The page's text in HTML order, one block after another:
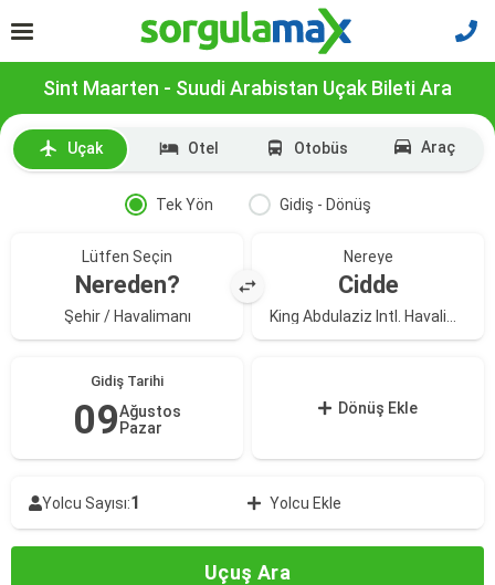
Sint Maarten - Suudi Arabistan Uçak Bileti Ara
Uçak Otel Otobüs Araç
Tek Yön Gidiş - Dönüş
Lütfen Seçin
Nereden?
Şehir / Havalimanı
Nereye
Cidde
Gidiş Tarihi
09Ağustos
Pazar
Dönüş Ekle
Yolcu Sayısı:1 Yolcu Ekle
Uçuş Ara